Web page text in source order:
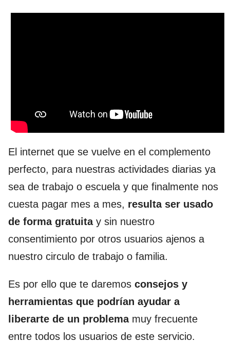
El internet que se vuelve en el complemento
perfecto, para nuestras actividades diarias ya
sea de trabajo o escuela y que finalmente nos
cuesta pagar mes a mes, resulta ser usado
de forma gratuita y sin nuestro
consentimiento por otros usuarios ajenos a
nuestro circulo de trabajo o familia.
Es por ello que te daremos consejos y
herramientas que podrían ayudar a
liberarte de un problemamuy frecuente
entre todos los usuarios de este servicio.